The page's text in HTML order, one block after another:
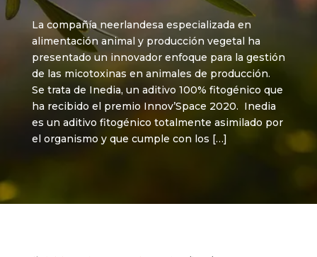
La compañía neerlandesa especializada en
alimentación animal y producción vegetal ha
presentado un innovador enfoque para la gestión
de las micotoxinas en animales de producción.
Se trata de Inedia, un aditivo 100% fitogénico que
ha recibido el premio Innov’Space 2020. Inedia
es un aditivo fitogénico totalmente asimilado por
el organismo y que cumple con los […]